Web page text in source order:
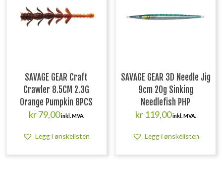
SAVAGE GEAR Craft
Crawler 8.5CM 2.3G
Orange Pumpkin 8PCS
kr79,00inkl. MVA.
Legg i ønskelisten
SAVAGE GEAR 3D Needle Jig
9cm 20g Sinking
Needlefish PHP
kr 119,00inkl. MVA.
Legg i ønskelisten